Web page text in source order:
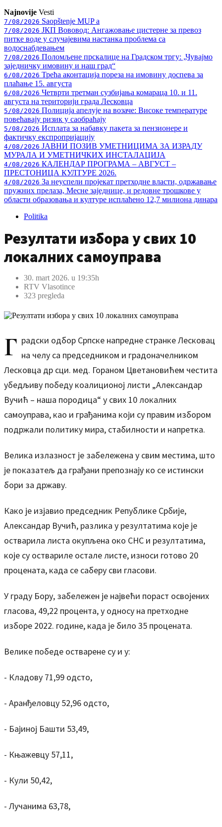
Najnovije Vesti
7/08/2026 Saopštenje MUP a
7/08/2026 ЈКП Вововод: Ангажовање цистерне за превоз
питке воде у случајевима настанка проблема са
водоснабдевањем
7/08/2026 Поломљене прскалице на Градском тргу: „Чувајмо
заједничку имовину и наш град“
6/08/2026 Трећа аконтација пореза на имовину доспева за
плаћање 15. августа
6/08/2026 Четврти третман сузбијања комараца 10. и 11.
августа на територији града Лесковца
5/08/2026 Полиција апелује на возаче: Високе температуре
повећавају ризик у саобраћају
5/08/2026 Исплата за набавку пакета за пензионере и
фактичку експропријацију
4/08/2026 ЈАВНИ ПОЗИВ УМЕТНИЦИМА ЗА ИЗРАДУ
МУРАЛА И УМЕТНИЧКИХ ИНСТАЛАЦИЈА
4/08/2026 КАЛЕНДАР ПРОГРАМА – АВГУСТ –
ПРЕСТОНИЦА КУЛТУРЕ 2026.
4/08/2026 За неуспели пројекат претходне власти, одржавање
пружних прелаза, Месне заједнице, и редовне трошкове у
области образовања и културе исплаћено 12,7 милиона динара
Politika
Резултати избора у свих 10
локалних самоуправа
30. mart 2026. u 19:35h
RTV Vlasotince
323 pregleda
Г радски одбор Српске напредне странке Лесковац
на челу са председником и градоначелником
Лесковца др сци. мед. Гораном Цветановићем честита
убедљиву победу коалиционој листи „Александар
Вучић – наша породица“ у свих 10 локалних
самоуправа, као и грађанима који су правим избором
подржали политику мира, стабилности и напретка.
Велика излазност је забележена у свим местима, што
је показатељ да грађани препознају ко се истински
бори за државу.
Како је изјавио председник Републике Србије,
Александар Вучић, разлика у резултатима које је
остварила листа окупљена око СНС и резултатима,
које су оствариле остале листе, износи готово 20
процената, када се саберу сви гласови.
У граду Бору, забележен је највећи пораст освојених
гласова, 49,22 процента, у односу на претходне
изборе 2022. године, када је било 35 процената.
Велике победе остварене су и у:
- Кладову 71,99 одсто,
- Аранђеловцу 52,96 одсто,
- Бајиној Башти 53,49,
- Књажевцу 57,11,
- Кули 50,42,
- Лучанима 63,78,